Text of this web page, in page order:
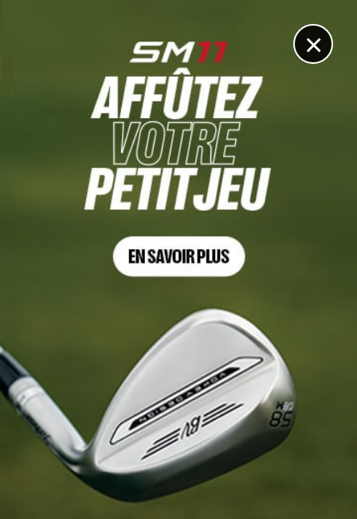
×
PGA TOUR
Rory McIlroy a préparé l’U.S. Open…. à Londres
10 JUIN 2026